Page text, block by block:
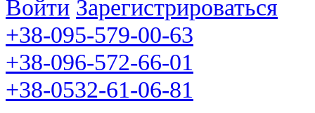
Войти Зарегистрироваться
+38-095-579-00-63
+38-096-572-66-01
+38-0532-61-06-81